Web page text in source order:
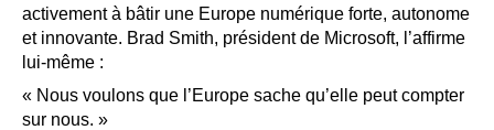
activement à bâtir une Europe numérique forte, autonome
et innovante. Brad Smith, président de Microsoft, l’affirme
lui-même :
« Nous voulons que l’Europe sache qu’elle peut compter
sur nous. »